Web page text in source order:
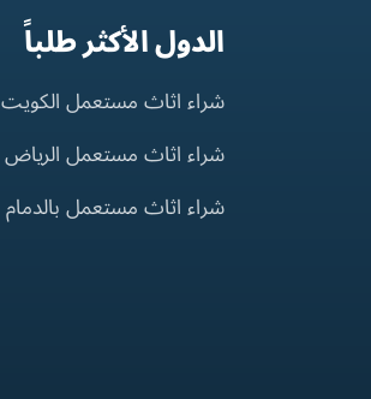
الدول الأكثر طلباً
شراء اثاث مستعمل الكويت
شراء اثاث مستعمل الرياض
شراء اثاث مستعمل بالدمام